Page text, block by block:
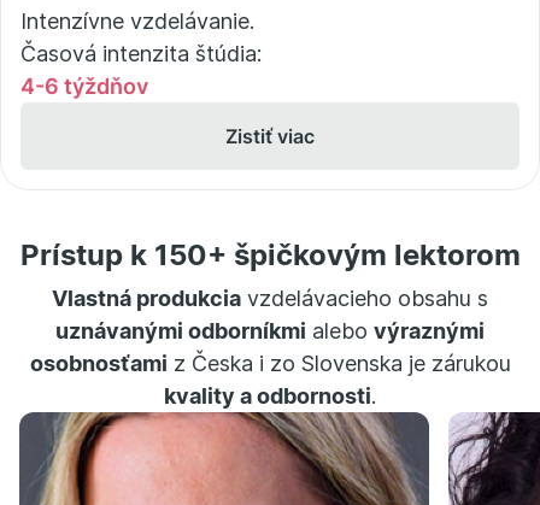
Intenzívne vzdelávanie.
Časová intenzita štúdia:
4-6 týždňov
Zistiť viac
Prístup k 150+ špičkovým lektorom
Vlastná produkcia vzdelávacieho obsahu s
uznávanými odborníkmi alebo výraznými
osobnosťami z Česka i zo Slovenska je zárukou
kvality a odbornosti.